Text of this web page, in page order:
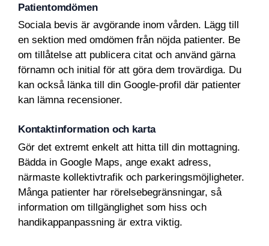
Patientomdömen
Sociala bevis är avgörande inom vården. Lägg till
en sektion med omdömen från nöjda patienter. Be
om tillåtelse att publicera citat och använd gärna
förnamn och initial för att göra dem trovärdiga. Du
kan också länka till din Google-profil där patienter
kan lämna recensioner.
Kontaktinformation och karta
Gör det extremt enkelt att hitta till din mottagning.
Bädda in Google Maps, ange exakt adress,
närmaste kollektivtrafik och parkeringsmöjligheter.
Många patienter har rörelsebegränsningar, så
information om tillgänglighet som hiss och
handikappanpassning är extra viktig.